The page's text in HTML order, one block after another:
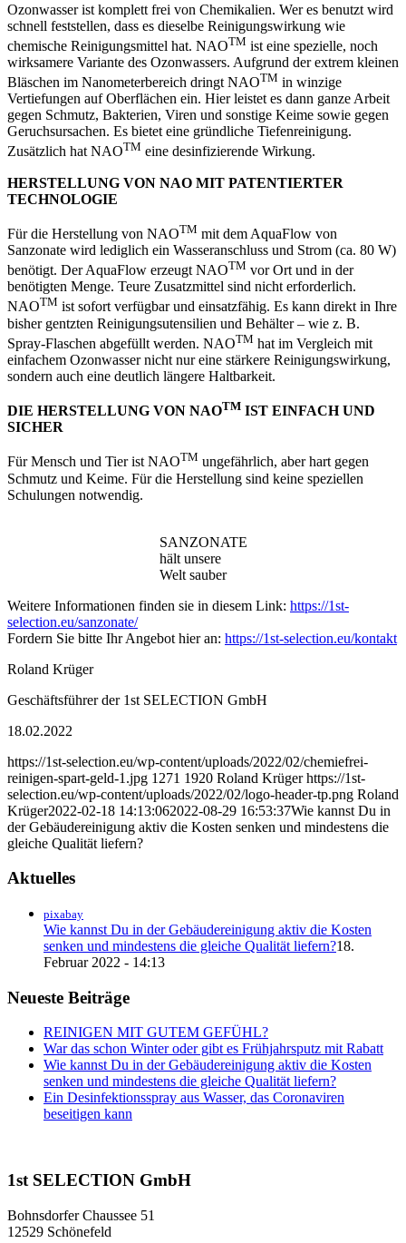
Ozonwasser ist komplett frei von Chemikalien. Wer es benutzt wird
schnell feststellen, dass es dieselbe Reinigungswirkung wie
chemische Reinigungsmittel hat. NAOTM ist eine spezielle, noch
wirksamere Variante des Ozonwassers. Aufgrund der extrem kleinen
Bläschen im Nanometerbereich dringt NAOTM in winzige
Vertiefungen auf Oberflächen ein. Hier leistet es dann ganze Arbeit
gegen Schmutz, Bakterien, Viren und sonstige Keime sowie gegen
Geruchsursachen. Es bietet eine gründliche Tiefenreinigung.
Zusätzlich hat NAOTM eine desinfizierende Wirkung.
HERSTELLUNG VON NAO MIT PATENTIERTER
TECHNOLOGIE
Für die Herstellung von NAOTM mit dem AquaFlow von
Sanzonate wird lediglich ein Wasseranschluss und Strom (ca. 80 W)
benötigt. Der AquaFlow erzeugt NAOTM vor Ort und in der
benötigten Menge. Teure Zusatzmittel sind nicht erforderlich.
NAOTM ist sofort verfügbar und einsatzfähig. Es kann direkt in Ihre
bisher gentzten Reinigungsutensilien und Behälter – wie z. B.
Spray-Flaschen abgefüllt werden. NAOTM hat im Vergleich mit
einfachem Ozonwasser nicht nur eine stärkere Reinigungswirkung,
sondern auch eine deutlich längere Haltbarkeit.
DIE HERSTELLUNG VON NAOTM IST EINFACH UND
SICHER
Für Mensch und Tier ist NAOTM ungefährlich, aber hart gegen
Schmutz und Keime. Für die Herstellung sind keine speziellen
Schulungen notwendig.
SANZONATE
hält unsere
Welt sauber
Weitere Informationen finden sie in diesem Link: https://1st-
selection.eu/sanzonate/
Fordern Sie bitte Ihr Angebot hier an: https://1st-selection.eu/kontakt
Roland Krüger
Geschäftsführer der 1st SELECTION GmbH
18.02.2022
https://1st-selection.eu/wp-content/uploads/2022/02/chemiefrei-
reinigen-spart-geld-1.jpg 1271 1920 Roland Krüger https://1st-
selection.eu/wp-content/uploads/2022/02/logo-header-tp.png Roland
Krüger2022-02-18 14:13:062022-08-29 16:53:37Wie kannst Du in
der Gebäudereinigung aktiv die Kosten senken und mindestens die
gleiche Qualität liefern?
Aktuelles
pixabay
Wie kannst Du in der Gebäudereinigung aktiv die Kosten
senken und mindestens die gleiche Qualität liefern?18.
Februar 2022 - 14:13
Neueste Beiträge
REINIGEN MIT GUTEM GEFÜHL?
War das schon Winter oder gibt es Frühjahrsputz mit Rabatt
Wie kannst Du in der Gebäudereinigung aktiv die Kosten
senken und mindestens die gleiche Qualität liefern?
Ein Desinfektionsspray aus Wasser, das Coronaviren
beseitigen kann
1st SELECTION GmbH
Bohnsdorfer Chaussee 51
12529 Schönefeld